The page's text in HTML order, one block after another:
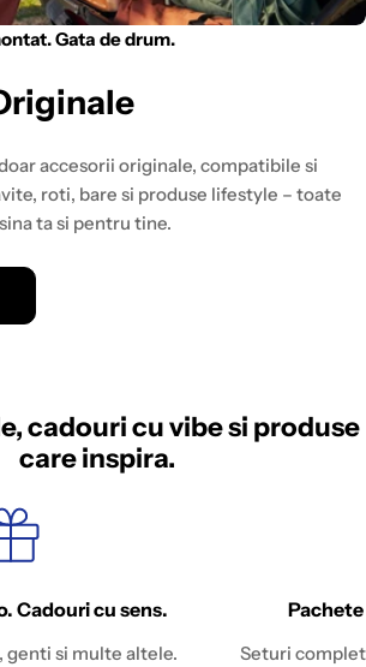
Gata de drum.
accesorii originale, compatibile si
roti, bare si produse lifestyle – toate
ta si pentru tine.
cadouri cu vibe si produse
care inspira.
Cadouri cu sens.
genti si multe altele.
Seturi